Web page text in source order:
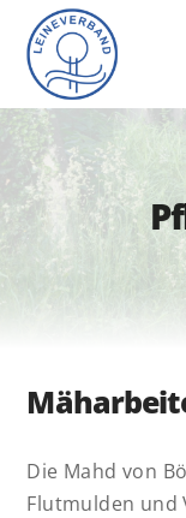
Die Mahd von
Flutmulden und